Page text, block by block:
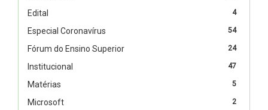
4
Edital
54
Especial Coronavírus
24
Fórum do Ensino Superior
47
Institucional
5
Matérias
2
Microsoft